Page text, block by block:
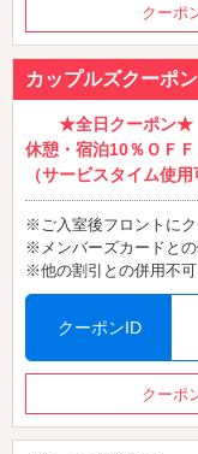
クーポ
カップルズクーポン
★全日クーポン★
休憩・宿泊10％ＯＦＦ
（サービスタイム使用
※ご入室後フロントにク
※メンバーズカードと
※他の割引との併用不可
クーポンID
クーポ